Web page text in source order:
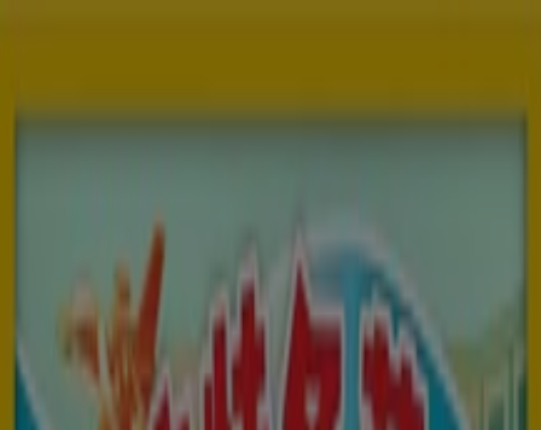
You are here:
Supermarkets
Clothes, shoes &
Electronics & Appliances
Home &
Restaurants Beauty & Health Department
Sport Kids, Toys & Babies Travel & Leisure
motorcycles & spares
Banks
Advertising